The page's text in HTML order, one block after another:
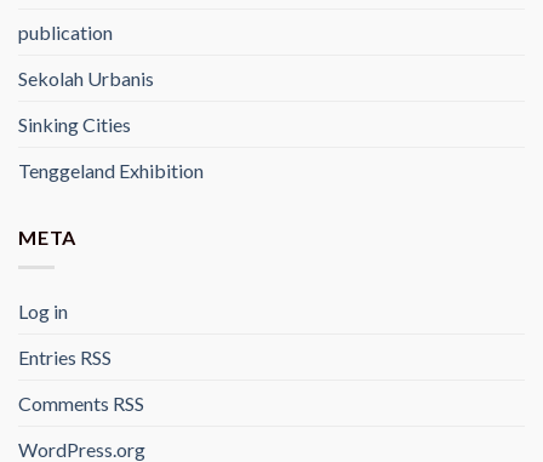
publication
Sekolah Urbanis
Sinking Cities
Tenggeland Exhibition
META
Log in
Entries RSS
Comments RSS
WordPress.org